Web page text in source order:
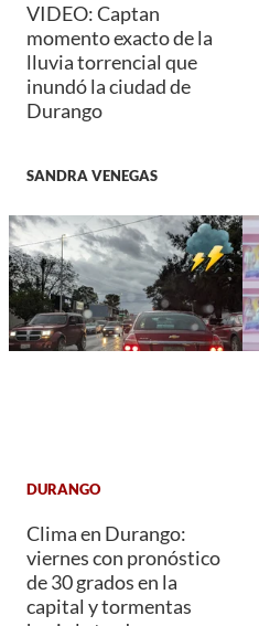
VIDEO: Captan
momento exacto de la
lluvia torrencial que
inundó la ciudad de
Durango
SANDRA VENEGAS
DURANGO
Clima en Durango:
viernes con pronóstico
de 30 grados en la
capital y tormentas